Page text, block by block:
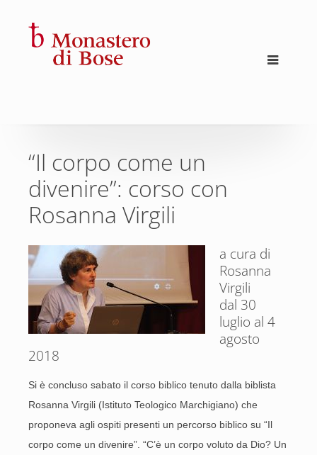
“Il corpo come un
divenire”: corso con
Rosanna Virgili
a cura di
Rosanna
Virgili
dal 30
luglio al 4
agosto
2018
Si è concluso sabato il corso biblico tenuto dalla biblista
Rosanna Virgili (Istituto Teologico Marchigiano) che
proponeva agli ospiti presenti un percorso biblico su “Il
corpo come un divenire”. “C’è un corpo voluto da Dio? Un